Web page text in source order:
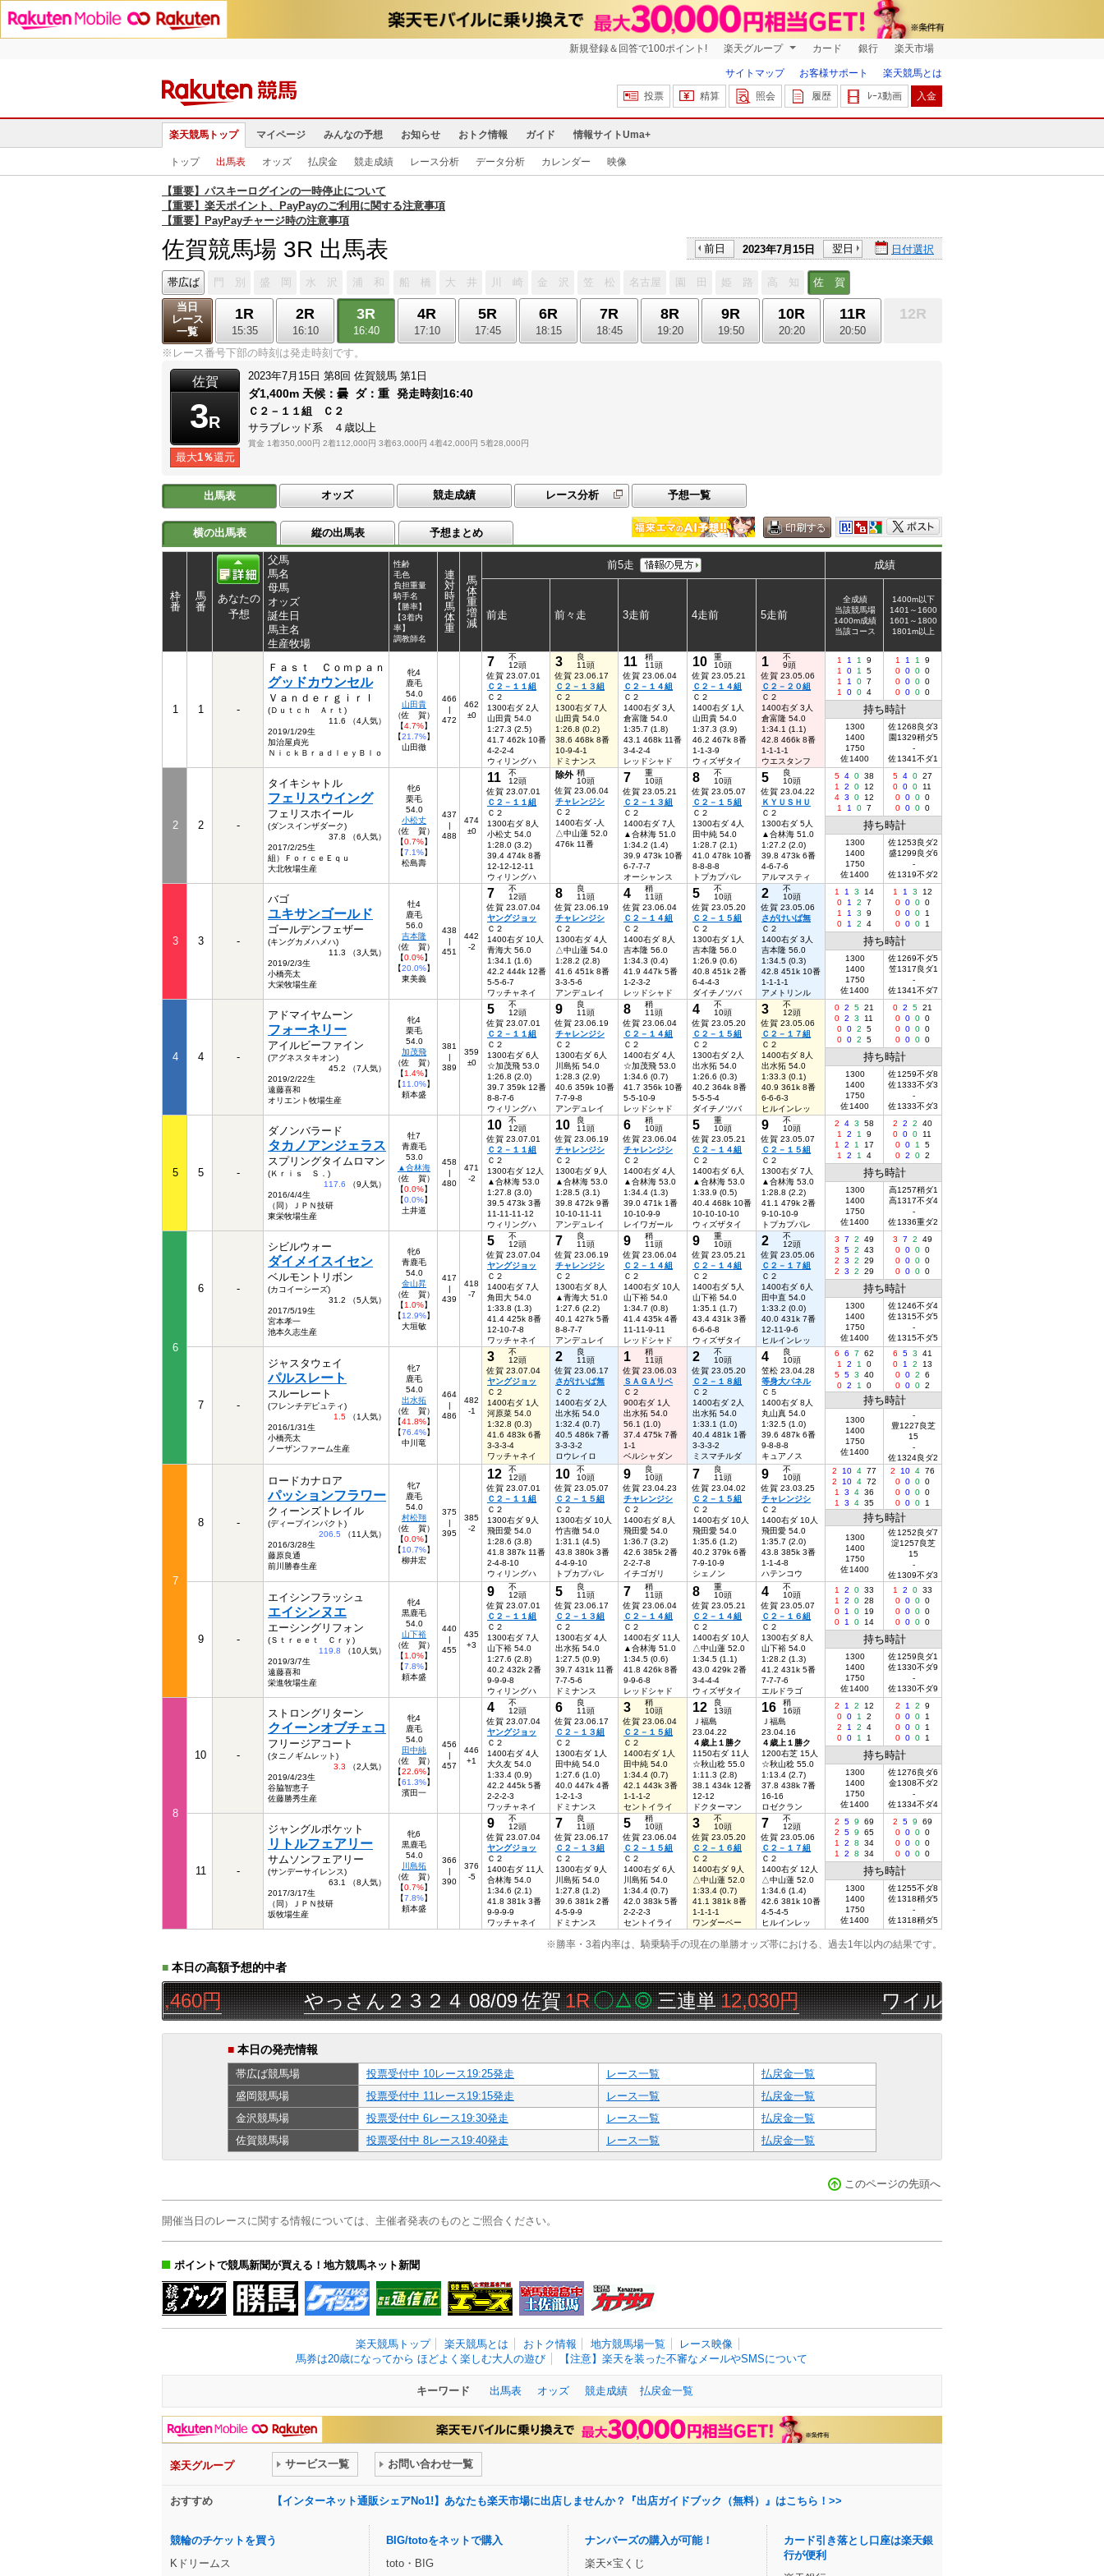
新規登録＆回答で100ポイント! 楽天グループ カード 銀行 楽天市場
サイトマップ お客様サポート
楽天競馬とは
投票
精算 照会 履歴 ﾚｰｽ動画 入金
楽天競馬トップ マイページ みんなの予想 お知らせ おトク情報 ガイド 情報サイトUma+
トップ 出馬表 オッズ 払戻金 競走成績 レース分析 データ分析 カレンダー 映像
【重要】パスキーログインの一時停止について
【重要】楽天ポイント、PayPayのご利用に関する注意事項
【重要】PayPayチャージ時の注意事項
佐賀競馬場 3R 出馬表 前日 2023年7月15日 翌日 日付選択
帯広ば 門 別 盛 岡 水 沢 浦 和 船 橋 大 井 川 崎 金 沢 笠 松 名古屋 園 田 姫 路 高 知
佐 賀
当日
レース
一覧
1R
15:35
2R
16:10
3R
16:40
4R
17:10
5R
17:45
6R
18:15
7R
18:45
8R
19:20
9R
19:50
10R
20:20
11R
20:50
12R
※レース番号下部の時刻は発走時刻です。
佐賀
3R
最大1％還元
2023年7月15日 第8回 佐賀競馬 第1日
ダ1,400m 天候： 曇 ダ：重 発走時刻16:40
Ｃ２－１１組 Ｃ２
サラブレッド系 ４歳以上
賞金 1着350,000円 2着112,000円 3着63,000円 4着42,000円 5着28,000円
出馬表 オッズ 競走成績 レース分析 予想一覧
横の出馬表 縦の出馬表 予想まとめ
枠
番
馬
番
あなたの
予想
父馬
馬名
母馬
オッズ
誕生日
馬主名
生産牧場
性齢
毛色
負担重量
騎手名
【勝率】
【3着内
率】
調教師名
連
対
時
馬
体
重
馬
体
重
増
減
前5走 成績
前走 前々走 3走前 4走前 5走前
全成績
当該競馬場
1400m成績
当該コース
1400m以下
1401～1600
1601～1800
1801m以上
1 1 -
Ｆａｓｔ Ｃｏｍｐａｎ
グッドカウンセル
Ｖａｎｄｅｒｇｉｒｌ
(Ｄｕｔｃｈ Ａｒｔ)
11.6 （4人気）
2019/1/29生
加治屋貞光
ＮｉｃｋＢｒａｄｌｅｙＢｌｏ
牝4
鹿毛
54.0
山田貴
（佐 賀）
【4.7%】
【21.7%】
山田徹
466
|
472
462
±0
7
不
12頭
佐賀 23.07.01
Ｃ２－１１組
Ｃ２
1300右ダ 2人
山田貴 54.0
1:27.3 (2.5)
41.7 462k 10番
4-2-2-4
ウィリングハ
3
良
11頭
佐賀 23.06.17
Ｃ２－１３組
Ｃ２
1300右ダ 7人
山田貴 54.0
1:26.8 (0.2)
38.6 468k 8番
10-9-4-1
ドミナンス
11
稍
11頭
佐賀 23.06.04
Ｃ２－１４組
Ｃ２
1400右ダ 3人
倉富隆 54.0
1:35.7 (1.8)
43.1 468k 11番
3-4-2-4
レッドシャド
10
重
10頭
佐賀 23.05.21
Ｃ２－１４組
Ｃ２
1400右ダ 1人
山田貴 54.0
1:37.3 (3.9)
46.2 467k 8番
1-1-3-9
ウィズザタイ
1
不
9頭
佐賀 23.05.06
Ｃ２－２０組
Ｃ２
1400右ダ 3人
倉富隆 54.0
1:34.1 (1.1)
42.8 466k 8番
1-1-1-1
ウエスタンフ
1 1 1
9
1
0 1
5
1
1 0 7
1
0 0 4
1 1 1
9
0 0 0 0
0 0 0 0
0 0 0 0
持ち時計
1300
1400
1750
佐1400
佐1268良ダ3
園1329稍ダ5
-
佐1341不ダ1
2 2 -
タイキシャトル
フェリスウイング
フェリスホイール
(ダンスインザダーク)
37.8 （6人気）
2017/2/25生
組）ＦｏｒｃｅＥｑｕ
大北牧場生産
牝6
栗毛
54.0
小松丈
（佐 賀）
【0.7%】
【7.1%】
松島壽
437
|
488
474
±0
11
不
12頭
佐賀 23.07.01
Ｃ２－１１組
Ｃ２
1300右ダ 8人
小松丈 54.0
1:28.0 (3.2)
39.4 474k 8番
12-12-12-11
ウィリングハ
除外 稍
10頭
佐賀 23.06.04
チャレンジシ
Ｃ２
1400右ダ -人
△中山蓮 52.0
476k 11番
7
重
10頭
佐賀 23.05.21
Ｃ２－１３組
Ｃ２
1400右ダ 7人
▲合林海 51.0
1:34.2 (1.4)
39.9 473k 10番
6-7-7-7
オーシャンス
8
不
10頭
佐賀 23.05.07
Ｃ２－１５組
Ｃ２
1300右ダ 4人
田中純 54.0
1:28.7 (2.1)
41.0 478k 10番
8-8-8-8
トプカプパレ
5
良
10頭
佐賀 23.04.22
ＫＹＵＳＨＵ
Ｃ２
1300右ダ 5人
▲合林海 51.0
1:27.2 (2.0)
39.8 473k 6番
4-6-7-6
アルマスティ
5 4 0 38
1
2 0
12
4 3 0
12
1
1 0 7
5 4 0 27
0 0 0
11
0 0 0 0
0 0 0 0
持ち時計
1300
1400
1750
佐1400
佐1253良ダ2
盛1299良ダ6
-
佐1319不ダ2
3 3 -
バゴ
ユキサンゴールド
ゴールデンフェザー
(キングカメハメハ)
11.3 （3人気）
2019/2/3生
小橋亮太
大栄牧場生産
牡4
鹿毛
56.0
吉本隆
（佐 賀）
【0.0%】
【20.0%】
東美義
438
|
451
442
-2
7
不
12頭
佐賀 23.07.04
ヤングジョッ
Ｃ２
1400右ダ 10人
青海大 56.0
1:34.1 (1.6)
42.2 444k 12番
5-5-6-7
ワッチャネイ
8
良
11頭
佐賀 23.06.19
チャレンジシ
Ｃ２
1300右ダ 4人
△中山蓮 54.0
1:28.2 (2.8)
41.6 451k 8番
3-3-5-6
アンデュレイ
4
稍
11頭
佐賀 23.06.04
Ｃ２－１４組
Ｃ２
1400右ダ 8人
吉本隆 56.0
1:34.3 (0.4)
41.9 447k 5番
1-2-3-2
レッドシャド
5
不
10頭
佐賀 23.05.20
Ｃ２－１５組
Ｃ２
1300右ダ 1人
吉本隆 56.0
1:26.9 (0.6)
40.8 451k 2番
6-4-4-3
ダイチノツバ
2
不
10頭
佐賀 23.05.06
さがけいば無
Ｃ２
1400右ダ 3人
吉本隆 56.0
1:34.5 (0.3)
42.8 451k 10番
1-1-1-1
アメトリンル
1 1 3
14
0
1 2
7
1
1 3
9
0
1 2 4
1 1 3
12
0 0 0 0
0 0 0
1
0 0 0 1
持ち時計
1300
1400
1750
佐1400
佐1269不ダ5
笠1317良ダ1
-
佐1341不ダ7
4 4 -
アドマイヤムーン
フォーネリー
アイルビーファイン
(アグネスタキオン)
45.2 （7人気）
2019/2/22生
遠藤喜和
オリエント牧場生産
牝4
栗毛
54.0
加茂飛
（佐 賀）
【1.4%】
【11.0%】
頼本盛
381
|
389
359
±0
5
不
12頭
佐賀 23.07.01
Ｃ２－１１組
Ｃ２
1300右ダ 6人
☆加茂飛 53.0
1:26.8 (2.0)
39.7 359k 12番
8-8-7-6
ウィリングハ
9
良
11頭
佐賀 23.06.19
チャレンジシ
Ｃ２
1300右ダ 6人
川島拓 54.0
1:28.3 (2.9)
40.6 359k 10番
7-7-9-8
アンデュレイ
8
稍
11頭
佐賀 23.06.04
Ｃ２－１４組
Ｃ２
1400右ダ 4人
☆加茂飛 53.0
1:34.6 (0.7)
41.7 356k 10番
5-5-10-9
レッドシャド
4
不
10頭
佐賀 23.05.20
Ｃ２－１５組
Ｃ２
1300右ダ 2人
出水拓 54.0
1:26.6 (0.3)
40.2 364k 8番
5-5-5-4
ダイチノツバ
3
不
12頭
佐賀 23.05.06
Ｃ２－１７組
Ｃ２
1400右ダ 8人
出水拓 54.0
1:33.3 (0.1)
40.9 361k 8番
6-6-6-3
ヒルインレッ
0 2 5 21
0 2 3
11
0 0 2
5
0 0 2 5
0 2 5 21
0 0 0 0
0 0 0 0
0 0 0 0
持ち時計
1300
1400
1750
佐1400
佐1259不ダ8
佐1333不ダ3
-
佐1333不ダ3
5 5 -
ダノンバラード
タカノアンジェラス
スプリングタイムロマン
(Ｋｒｉｓ Ｓ．)
117.6 （9人気）
2016/4/4生
（同）ＪＰＮ技研
東栄牧場生産
牡7
青鹿毛
53.0
▲合林海
（佐 賀）
【0.0%】
【0.0%】
土井道
458
|
480
471
-2
10
不
12頭
佐賀 23.07.01
Ｃ２－１１組
Ｃ２
1300右ダ 12人
▲合林海 53.0
1:27.8 (3.0)
39.5 473k 3番
11-11-11-12
ウィリングハ
10
良
11頭
佐賀 23.06.19
チャレンジシ
Ｃ２
1300右ダ 9人
▲合林海 53.0
1:28.5 (3.1)
39.8 472k 9番
10-10-11-11
アンデュレイ
6
稍
10頭
佐賀 23.06.04
チャレンジシ
Ｃ２
1400右ダ 4人
▲合林海 53.0
1:34.4 (1.3)
39.0 471k 1番
10-10-9-9
レイワガール
5
重
10頭
佐賀 23.05.21
Ｃ２－１４組
Ｃ２
1400右ダ 6人
▲合林海 53.0
1:33.9 (0.5)
40.4 468k 10番
10-10-10-10
ウィズザタイ
9
不
10頭
佐賀 23.05.07
Ｃ２－１５組
Ｃ２
1300右ダ 7人
▲合林海 53.0
1:28.8 (2.2)
41.1 479k 2番
9-10-10-9
トプカプパレ
2 4 3
58
1
2 1
9
1
2 1
17
1
2 1 4
2 2 2
40
0 0 0
11
0 0 1
5
0 2 0 2
持ち時計
1300
1400
1750
佐1400
高1257稍ダ1
高1317不ダ4
-
佐1336重ダ2
6
6 -
シビルウォー
ダイメイスイセン
ベルモントリボン
(カコイーシーズ)
31.2 （5人気）
2017/5/19生
宮本孝一
池本久志生産
牝6
青鹿毛
54.0
金山昇
（佐 賀）
【1.0%】
【12.9%】
大垣敏
417
|
439
418
-7
5
不
12頭
佐賀 23.07.04
ヤングジョッ
Ｃ２
1400右ダ 7人
角田大 54.0
1:33.8 (1.3)
41.4 425k 8番
12-10-7-8
ワッチャネイ
7
良
11頭
佐賀 23.06.19
チャレンジシ
Ｃ２
1300右ダ 8人
▲青海大 51.0
1:27.6 (2.2)
40.1 427k 5番
8-8-7-7
アンデュレイ
9
稍
11頭
佐賀 23.06.04
Ｃ２－１４組
Ｃ２
1400右ダ 10人
山下裕 54.0
1:34.7 (0.8)
41.4 435k 4番
11-11-9-11
レッドシャド
9
重
10頭
佐賀 23.05.21
Ｃ２－１４組
Ｃ２
1400右ダ 5人
山下裕 54.0
1:35.1 (1.7)
43.4 431k 3番
6-6-6-8
ウィズザタイ
2
不
12頭
佐賀 23.05.06
Ｃ２－１７組
Ｃ２
1400右ダ 6人
田中直 54.0
1:33.2 (0.0)
40.0 431k 7番
12-11-9-6
ヒルインレッ
3 7 2
49
3
5 2
43
2
3 2
29
2
3 2 29
3 7 2
49
0 0 0 0
0 0 0 0
0 0 0 0
持ち時計
1300
1400
1750
佐1400
佐1246不ダ4
佐1315不ダ5
-
佐1315不ダ5
7 -
ジャスタウェイ
パルスレート
スルーレート
(フレンチデピュティ)
1.5 （1人気）
2016/1/31生
小橋亮太
ノーザンファーム生産
牝7
鹿毛
54.0
出水拓
（佐 賀）
【41.8%】
【76.4%】
中川竜
464
|
486
482
-1
3
不
12頭
佐賀 23.07.04
ヤングジョッ
Ｃ２
1400右ダ 1人
河原菜 54.0
1:32.8 (0.3)
41.6 483k 6番
3-3-3-4
ワッチャネイ
2
良
11頭
佐賀 23.06.17
さがけいば無
Ｃ２
1400右ダ 2人
出水拓 54.0
1:32.4 (0.7)
40.5 486k 7番
3-3-3-2
ロウレイロ
1
稍
11頭
佐賀 23.06.03
ＳＡＧＡリベ
Ｃ２
900右ダ 1人
出水拓 54.0
56.1 (1.0)
37.4 475k 7番
1-1
ベルシャダン
2
不
10頭
佐賀 23.05.20
Ｃ２－１８組
Ｃ２
1400右ダ 2人
出水拓 54.0
1:33.1 (1.0)
40.4 481k 1番
3-3-3-2
ミスマチルダ
4
良
10頭
笠松 23.04.28
等身大パネル
Ｃ５
1400右ダ 8人
丸山真 54.0
1:32.5 (1.0)
39.6 487k 6番
9-8-8-8
キュアノス
6 6 7
62
1
2 1
0
5 5 3
40
0 2 1 0
6 5 3
41
0
1 2
13
0 0 2
6
0 0 0 2
持ち時計
1300
1400
1750
佐1400
-
豊1227良芝
15
-
佐1324良ダ2
7
8 -
ロードカナロア
パッションフラワー
クィーンズトレイル
(ディープインパクト)
206.5 （11人気）
2016/3/28生
藤原良通
前川勝春生産
牝7
鹿毛
54.0
村松翔
（佐 賀）
【0.0%】
【10.7%】
柳井宏
375
|
395
385
-2
12
不
12頭
佐賀 23.07.01
Ｃ２－１１組
Ｃ２
1300右ダ 9人
飛田愛 54.0
1:28.6 (3.8)
41.8 387k 11番
2-4-8-10
ウィリングハ
10
不
10頭
佐賀 23.05.07
Ｃ２－１５組
Ｃ２
1300右ダ 10人
竹吉徹 54.0
1:31.1 (4.5)
43.8 380k 3番
4-4-9-10
トプカプパレ
9
良
10頭
佐賀 23.04.23
チャレンジシ
Ｃ２
1400右ダ 8人
飛田愛 54.0
1:36.7 (3.2)
42.6 385k 2番
2-2-7-8
イチゴガリ
7
良
11頭
佐賀 23.04.02
Ｃ２－１５組
Ｃ２
1400右ダ 10人
飛田愛 54.0
1:35.6 (1.2)
40.2 379k 6番
7-9-10-9
シェノン
9
不
10頭
佐賀 23.03.25
チャレンジシ
Ｃ２
1400右ダ 10人
飛田愛 54.0
1:35.7 (2.0)
43.8 385k 3番
1-1-4-8
ハテンコウ
2 10 4 77
2
10 4 72
1
3 4 36
1
3 4 35
2 10 4 76
0 0 0 0
0 0 0 0
0 0 0 1
持ち時計
1300
1400
1750
佐1400
佐1252良ダ7
淀1257良芝
15
-
佐1309不ダ3
9 -
エイシンフラッシュ
エイシンヌエ
エーシングリフォン
(Ｓｔｒｅｅｔ Ｃｒｙ)
119.8 （10人気）
2019/3/7生
遠藤喜和
栄進牧場生産
牝4
黒鹿毛
54.0
山下裕
（佐 賀）
【1.0%】
【7.8%】
頼本盛
440
|
455
435
+3
9
不
12頭
佐賀 23.07.01
Ｃ２－１１組
Ｃ２
1300右ダ 7人
山下裕 54.0
1:27.6 (2.8)
40.2 432k 2番
9-9-9-8
ウィリングハ
5
良
11頭
佐賀 23.06.17
Ｃ２－１３組
Ｃ２
1300右ダ 4人
出水拓 54.0
1:27.5 (0.9)
39.7 431k 11番
7-7-5-6
ドミナンス
7
稍
11頭
佐賀 23.06.04
Ｃ２－１４組
Ｃ２
1400右ダ 11人
▲合林海 51.0
1:34.5 (0.6)
41.8 426k 8番
9-9-6-8
レッドシャド
8
重
10頭
佐賀 23.05.21
Ｃ２－１４組
Ｃ２
1400右ダ 10人
△中山蓮 52.0
1:34.5 (1.1)
43.0 429k 2番
3-4-4-4
ウィズザタイ
4
不
10頭
佐賀 23.05.07
Ｃ２－１６組
Ｃ２
1300右ダ 8人
山下裕 54.0
1:28.2 (1.3)
41.2 431k 5番
7-7-7-6
エルドラゴ
1 2 0 33
1
2 0 28
0
1 0
19
0
1 0 14
1 2 0 33
0 0 0 0
0 0 0 0
0 0 0 0
持ち時計
1300
1400
1750
佐1400
佐1259良ダ1
佐1330不ダ9
-
佐1330不ダ9
8
10 -
ストロングリターン
クイーンオブチェコ
フリージアコート
(タニノギムレット)
3.3 （2人気）
2019/4/23生
谷脇智恵子
佐藤勝秀生産
牝4
鹿毛
54.0
田中純
（佐 賀）
【22.6%】
【61.3%】
濱田一
456
|
457
446
+1
4
不
12頭
佐賀 23.07.04
ヤングジョッ
Ｃ２
1400右ダ 4人
大久友 54.0
1:33.4 (0.9)
42.2 445k 5番
2-2-2-3
ワッチャネイ
6
良
11頭
佐賀 23.06.17
Ｃ２－１３組
Ｃ２
1300右ダ 1人
田中純 54.0
1:27.6 (1.0)
40.0 447k 4番
1-2-1-3
ドミナンス
3
稍
10頭
佐賀 23.06.04
Ｃ２－１５組
Ｃ２
1400右ダ 1人
田中純 54.0
1:34.4 (0.7)
42.1 443k 3番
1-1-1-2
セントイライ
12
良
13頭
Ｊ福島
23.04.22
４歳上１勝ク
1150右ダ 11人
☆秋山稔 55.0
1:11.3 (2.8)
38.1 434k 12番
12-12
ドクターマン
16
稍
16頭
Ｊ福島
23.04.16
４歳上１勝ク
1200右芝 15人
☆秋山稔 55.0
1:13.4 (2.7)
37.8 438k 7番
16-16
ロゼクラン
2 1 2
12
0 0 1
2
2
1 2
4
0 0 1 1
2 1 2
9
0 0 0
1
0 0 0
1
0 0 0 1
持ち時計
1300
1400
1750
佐1400
佐1276良ダ6
金1308不ダ2
-
佐1334不ダ4
11 -
ジャングルポケット
リトルフェアリー
サムソンフェアリー
(サンデーサイレンス)
63.1 （8人気）
2017/3/17生
（同）ＪＰＮ技研
坂牧場生産
牝6
黒鹿毛
54.0
川島拓
（佐 賀）
【0.7%】
【7.8%】
頼本盛
366
|
390
376
-5
9
不
12頭
佐賀 23.07.04
ヤングジョッ
Ｃ２
1400右ダ 11人
合林海 54.0
1:34.6 (2.1)
41.8 381k 3番
9-9-9-9
ワッチャネイ
7
良
11頭
佐賀 23.06.17
Ｃ２－１３組
Ｃ２
1300右ダ 9人
川島拓 54.0
1:27.8 (1.2)
39.6 381k 2番
4-5-9-9
ドミナンス
5
稍
10頭
佐賀 23.06.04
Ｃ２－１５組
Ｃ２
1400右ダ 6人
川島拓 54.0
1:34.4 (0.7)
42.0 383k 5番
2-2-2-3
セントイライ
3
不
10頭
佐賀 23.05.20
Ｃ２－１６組
Ｃ２
1400右ダ 9人
△中山蓮 52.0
1:33.4 (0.7)
41.1 381k 8番
1-1-1-1
ワンダーベー
7
不
12頭
佐賀 23.05.06
Ｃ２－１７組
Ｃ２
1400右ダ 12人
△中山蓮 52.0
1:34.6 (1.4)
42.6 381k 10番
4-5-4-5
ヒルインレッ
2 5 9
69
2
5 9
65
1
2 8
34
1
2 8 34
2 5 9
69
0 0 0 0
0 0 0 0
0 0 0 0
持ち時計
1300
1400
1750
佐1400
佐1255不ダ8
佐1318稍ダ5
-
佐1318稍ダ5
※勝率・3着内率は、騎乗騎手の現在の単勝オッズ帯における、過去1年以内の結果です。
■ 本日の高額予想的中者
17,460円 やっさん２３２４08/09佐賀1R◯△◎ 三連単12,030円 ワイルドコーヒー
■ 本日の発売情報
帯広ば競馬場 投票受付中 10レース19:25発走 レース一覧
払戻金一覧
盛岡競馬場 投票受付中 11レース19:15発走 レース一覧
払戻金一覧
金沢競馬場 投票受付中 6レース19:30発走 レース一覧
払戻金一覧
佐賀競馬場 投票受付中 8レース19:40発走 レース一覧 払戻金一覧
このページの先頭へ
開催当日のレースに関する情報については、主催者発表のものとご照合ください。
ポイントで競馬新聞が買える！地方競馬ネット新聞
楽天競馬トップ 楽天競馬とは おトク情報 地方競馬場一覧
レース映像
馬券は20歳になってから ほどよく楽しむ大人の遊び
【注意】楽天を装った不審なメールやSMSについて
キーワード 出馬表 オッズ 競走成績 払戻金一覧
楽天グループ サービス一覧 お問い合わせ一覧
おすすめ 【インターネット通販シェアNo1!】あなたも楽天市場に出店しませんか？『出店ガイドブック（無料）』はこちら！>>
競輪のチケットを買う
Kドリームス
BIG/totoをネットで購入
toto・BIG
ナンバーズの購入が可能！
楽天×宝くじ
カード引き落とし口座は楽天銀
行が便利